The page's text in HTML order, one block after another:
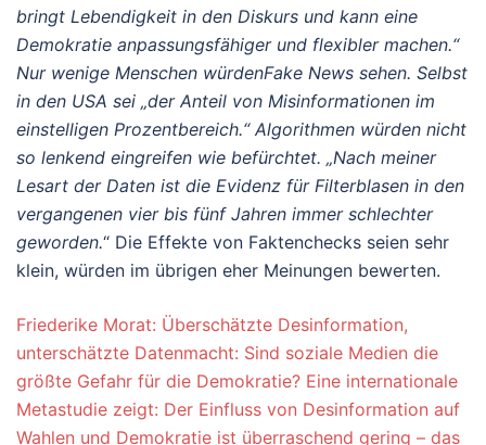
bringt Lebendigkeit in den Diskurs und kann eine
Demokratie anpassungsfähiger und flexibler machen.“
Nur wenige Menschen würdenFake News sehen. Selbst
in den USA sei „der Anteil von Misinformationen im
einstelligen Prozentbereich.“ Algorithmen würden nicht
so lenkend eingreifen wie befürchtet. „Nach meiner
Lesart der Daten ist die Evidenz für Filterblasen in den
vergangenen vier bis fünf Jahren immer schlechter
geworden.“ Die Effekte von Faktenchecks seien sehr
klein, würden im übrigen eher Meinungen bewerten.
Friederike Morat: Überschätzte Desinformation,
unterschätzte Datenmacht: Sind soziale Medien die
größte Gefahr für die Demokratie? Eine internationale
Metastudie zeigt: Der Einfluss von Desinformation auf
Wahlen und Demokratie ist überraschend gering – das